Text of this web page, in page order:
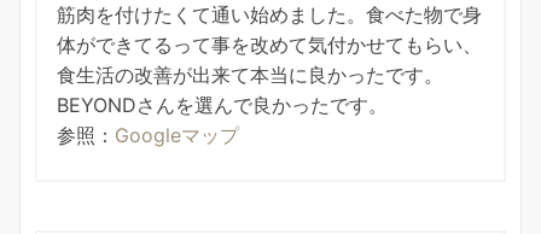
筋肉を付けたくて通い始めました。食べた物で身
体ができてるって事を改めて気付かせてもらい、
食生活の改善が出来て本当に良かったです。
BEYONDさんを選んで良かったです。
参照： Googleマップ